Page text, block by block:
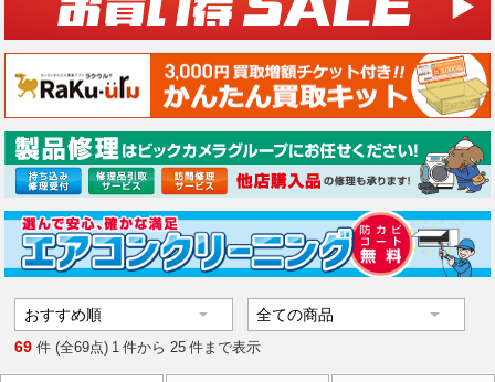
69 件 (全69点) 1 件から 25 件まで表示